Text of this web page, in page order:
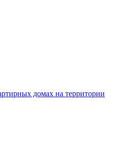
домах на территории